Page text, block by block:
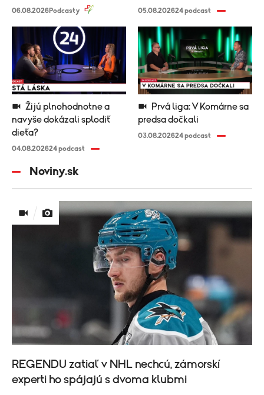
06.08.2026Podcasty 05.08.202624 podcast
navyše dokázali splodiť
dieťa?
04.08.202624 podcast
predsa dočkali
03.08.202624 podcast
Noviny.sk
REGENDU zatiaľ v NHL nechcú, zámorskí
experti ho spájajú s dvoma klubmi